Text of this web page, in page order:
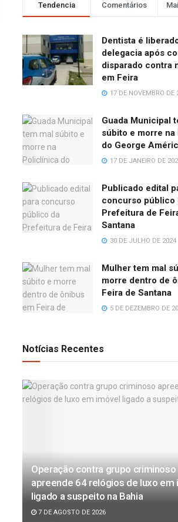
Tendencia Comentários
Dentista é
delegacia após
disparado contra
em Feira
17 DE NOVEMBRO DE
Guada Municipal
súbito e morre
do George
17 DE JANEIRO DE
Publicado edital
concurso público
Prefeitura de
Santana
30 DE JULHO DE 2024
Mulher tem mal
morre dentro de
Feira de Santana
5 DE DEZEMBRO DE
Notícias Recentes
Operação contra grupo criminoso
apreende 64 relógios de luxo em
ligado a suspeito na Bahia
7 DE AGOSTO DE 2026